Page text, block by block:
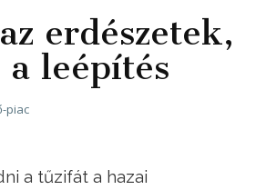
erdészetek,
leépítés
piac
a tűzifát a hazai